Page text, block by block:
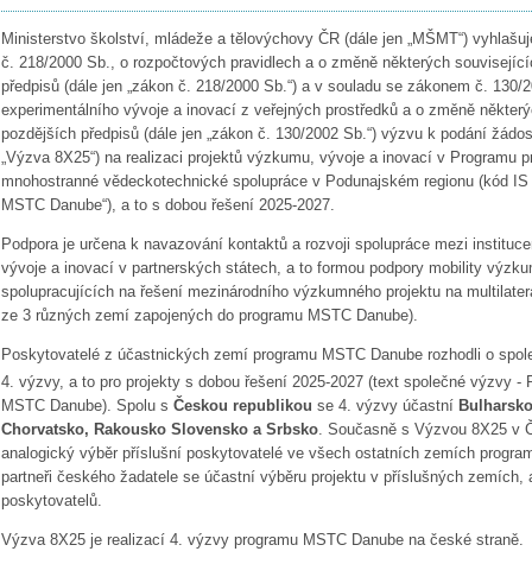
Ministerstvo školství, mládeže a tělovýchovy ČR (dále jen „MŠMT“)
č. 218/2000 Sb., o rozpočtových pravidlech a o změně některých
předpisů (dále jen „zákon č. 218/2000 Sb.“) a v souladu se zákonem č. 130/
experimentálního vývoje a inovací z veřejných prostředků a o změně
pozdějších předpisů (dále jen „zákon č. 130/2002 Sb.“) výzvu k podání
„Výzva 8X25“) na realizaci projektů výzkumu, vývoje a inovací v Programu
mnohostranné vědeckotechnické spolupráce v Podunajském regionu (kód IS
MSTC Danube“), a to s dobou řešení 2025-2027.
Podpora je určena k navazování kontaktů a rozvoji spolupráce mezi
vývoje a inovací v partnerských státech, a to formou podpory mobility
spolupracujících na řešení mezinárodního výzkumného projektu na
ze 3 různých zemí zapojených do programu MSTC Danube).
Poskytovatelé z účastnických zemí programu MSTC Danube rozhodli o
4. výzvy, a to pro projekty s dobou řešení 2025-2027 (text společné výzvy -
MSTC Danube). Spolu s Českou republikou se 4. výzvy účastní
Chorvatsko, Rakousko Slovensko a Srbsko. Současně s Výzvou 8X25 v
analogický výběr příslušní poskytovatelé ve všech ostatních zemích
partneři českého žadatele se účastní výběru projektu v příslušných zemích,
poskytovatelů.
Výzva 8X25 je realizací 4. výzvy programu MSTC Danube na české straně.